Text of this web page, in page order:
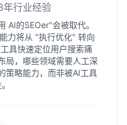
行业经验
AI的SEOer"会被取代。
力将从 "执行优化" 转向
具快速定位用户搜索痛
局，哪些领域需要人工深
策略能力，而非被AI工具